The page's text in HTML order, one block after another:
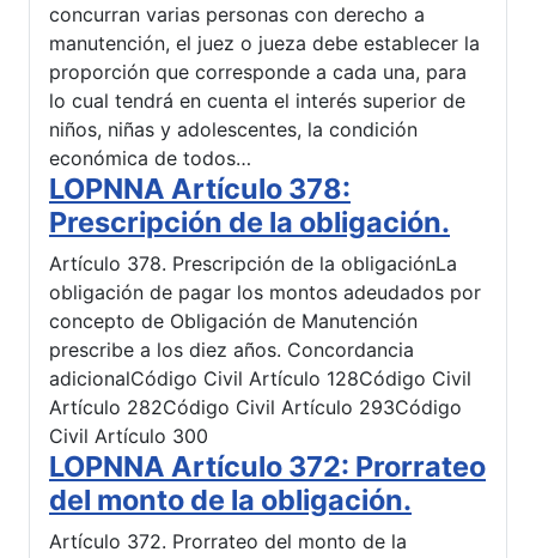
concurran varias personas con derecho a
manutención, el juez o jueza debe establecer la
proporción que corresponde a cada una, para
lo cual tendrá en cuenta el interés superior de
niños, niñas y adolescentes, la condición
económica de todos…
LOPNNA Artículo 378:
Prescripción de la obligación.
Artículo 378. Prescripción de la obligaciónLa
obligación de pagar los montos adeudados por
concepto de Obligación de Manutención
prescribe a los diez años. Concordancia
adicionalCódigo Civil Artículo 128Código Civil
Artículo 282Código Civil Artículo 293Código
Civil Artículo 300
LOPNNA Artículo 372: Prorrateo
del monto de la obligación.
Artículo 372. Prorrateo del monto de la